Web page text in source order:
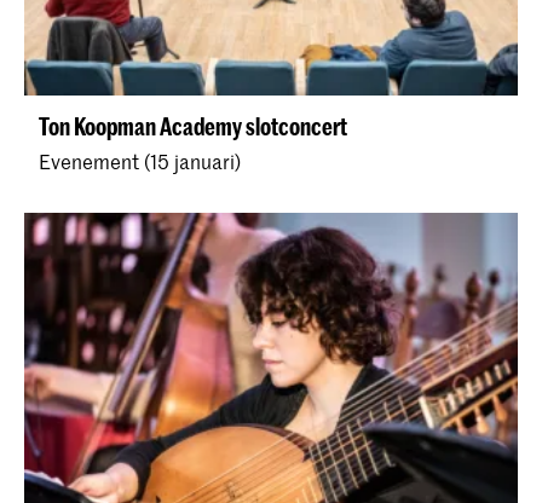
Ton Koopman Academy slotconcert
Evenement (15 januari)